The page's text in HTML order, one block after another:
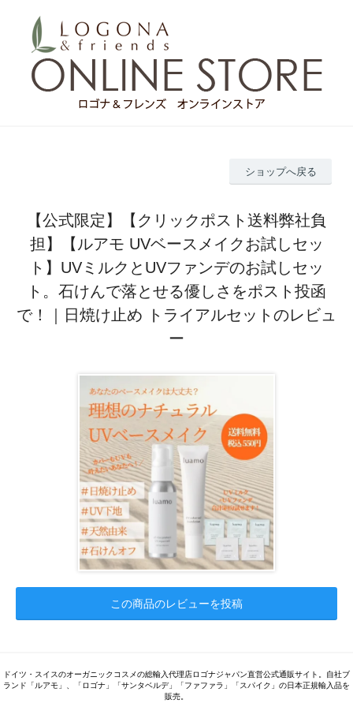
ショップへ戻る
【公式限定】【クリックポスト送料弊社負
担】【ルアモ UVベースメイクお試しセッ
ト】UVミルクとUVファンデのお試しセッ
ト。石けんで落とせる優しさをポスト投函
で！｜日焼け止め トライアルセットのレビュ
ー
この商品のレビューを投稿
ドイツ・スイスのオーガニックコスメの総輸入代理店ロゴナジャパン直営公式通販サイト。自社ブ
ランド「ルアモ」、「ロゴナ」「サンタベルデ」「ファファラ」「スパイク」の日本正規輸入品を
販売。